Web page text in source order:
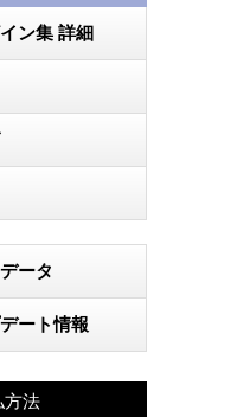
ン集 詳細
ータ
ート情報
方法